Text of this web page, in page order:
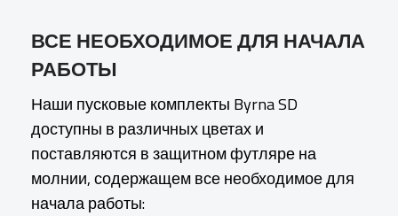
ВСЕ НЕОБХОДИМОЕ ДЛЯ НАЧАЛА
РАБОТЫ
Наши пусковые комплекты Byrna SD
доступны в различных цветах и
поставляются в защитном футляре на
молнии, содержащем все необходимое для
начала работы: